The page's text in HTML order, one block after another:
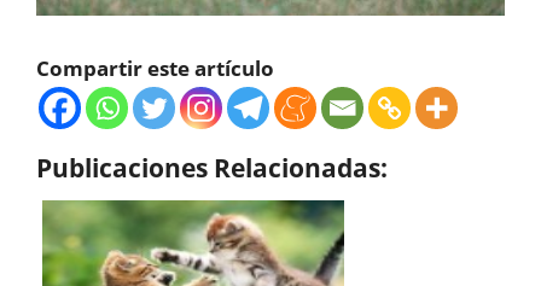
Compartir este artículo
Publicaciones Relacionadas: